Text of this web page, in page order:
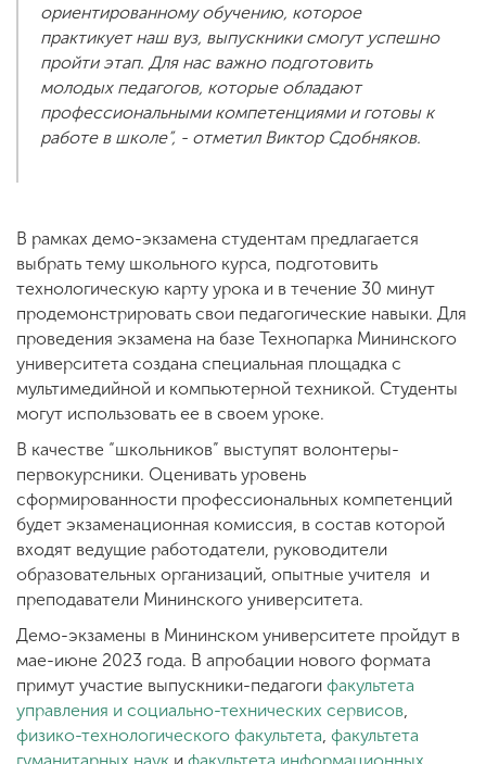
ориентированному обучению, которое
практикует наш вуз, выпускники смогут успешно
пройти этап. Для нас важно подготовить
молодых педагогов, которые обладают
профессиональными компетенциями и готовы к
работе в школе”, - отметил Виктор Сдобняков.
В рамках демо-экзамена студентам предлагается
выбрать тему школьного курса, подготовить
технологическую карту урока и в течение 30 минут
продемонстрировать свои педагогические навыки. Для
проведения экзамена на базе Технопарка Мининского
университета создана специальная площадка с
мультимедийной и компьютерной техникой. Студенты
могут использовать ее в своем уроке.
В качестве “школьников” выступят волонтеры-
первокурсники. Оценивать уровень
сформированности профессиональных компетенций
будет экзаменационная комиссия, в состав которой
входят ведущие работодатели, руководители
образовательных организаций, опытные учителя и
преподаватели Мининского университета.
Демо-экзамены в Мининском университете пройдут в
мае-июне 2023 года. В апробации нового формата
примут участие выпускники-педагоги факультета
управления и социально-технических сервисов
физико-технологического факультета факультета
гуманитарных наук и факультета информационных